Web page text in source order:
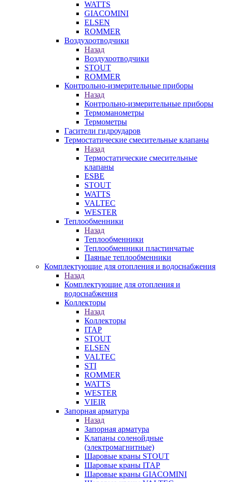
WATTS
GIACOMINI
ELSEN
ROMMER
Воздухоотводчики
Назад
Воздухоотводчики
STOUT
ROMMER
Контрольно-измерительные приборы
Назад
Контрольно-измерительные приборы
Термоманометры
Термометры
Гасители гидроударов
Термостатические смесительные клапаны
Назад
Термостатические смесительные
клапаны
ESBE
STOUT
WATTS
VALTEC
WESTER
Теплообменники
Назад
Теплообменники
Теплообменники пластинчатые
Паяные теплообменники
Комплектующие для отопления и водоснабжения
Назад
Комплектующие для отопления и
водоснабжения
Коллекторы
Назад
Коллекторы
ITAP
STOUT
ELSEN
VALTEC
STI
ROMMER
WATTS
WESTER
VIEIR
Запорная арматура
Назад
Запорная арматура
Клапаны соленойдные
(электромагнитные)
Шаровые краны STOUT
Шаровые краны ITAP
Шаровые краны GIACOMINI